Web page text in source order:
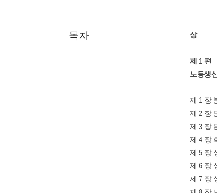
목차 상
제 1 편
노동생
제 1 장
제 2 장
제 3 장
제 4 장
제 5 장
제 6 장
제 7 장